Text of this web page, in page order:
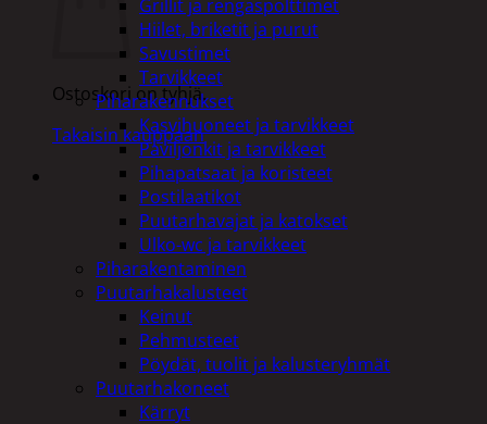
Ostoskori on tyhjä.
Takaisin kauppaan
Grillit ja rengaspolttimet
Hiilet, briketit ja purut
Savustimet
Tarvikkeet
Piharakennukset
Kasvihuoneet ja tarvikkeet
Paviljonkit ja tarvikkeet
Pihapatsaat ja koristeet
Postilaatikot
Puutarhavajat ja katokset
Ulko-wc ja tarvikkeet
Piharakentaminen
Puutarhakalusteet
Keinut
Pehmusteet
Pöydät, tuolit ja kalusteryhmät
Puutarhakoneet
Kärryt